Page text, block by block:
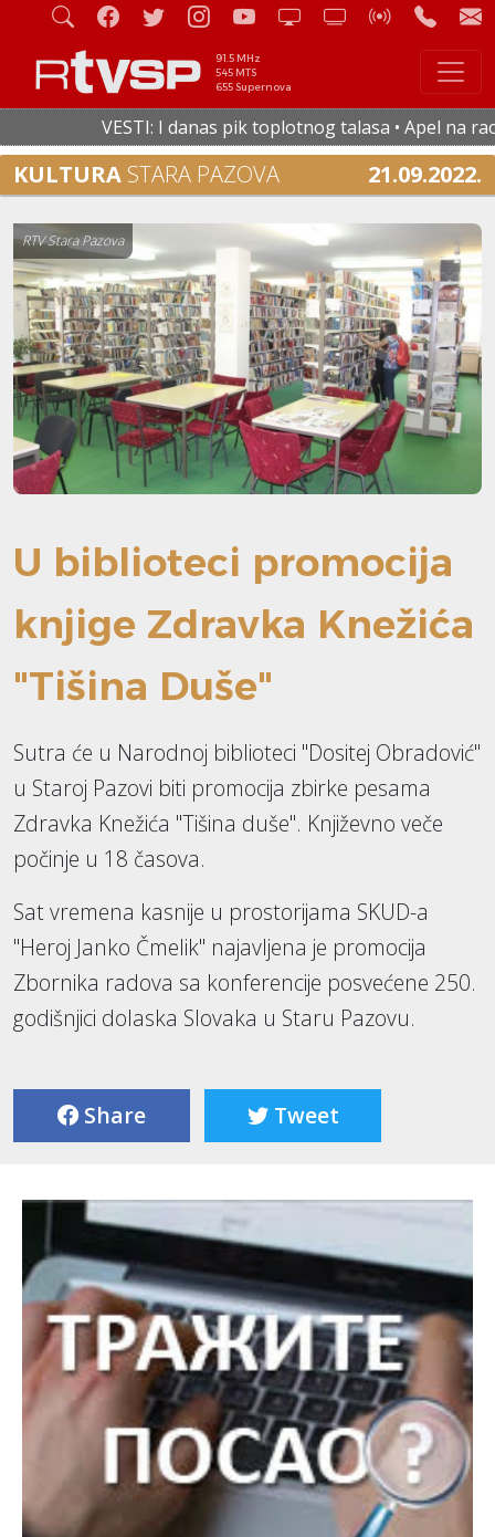
91.5 MHz
545 MTS
655 Supernova
VESTI: I danas pik toplotnog talasa • Apel na
KULTURA STARA PAZOVA 21.09.2022.
RTV Stara Pazova
U biblioteci promocija
knjige Zdravka Knežića
"Tišina Duše"
Sutra će u Narodnoj biblioteci "Dositej Obradović"
u Staroj Pazovi biti promocija zbirke pesama
Zdravka Knežića "Tišina duše". Književno veče
počinje u 18 časova.
Sat vremena kasnije u prostorijama SKUD-a
"Heroj Janko Čmelik" najavljena je promocija
Zbornika radova sa konferencije posvećene 250.
godišnjici dolaska Slovaka u Staru Pazovu.
Share Tweet